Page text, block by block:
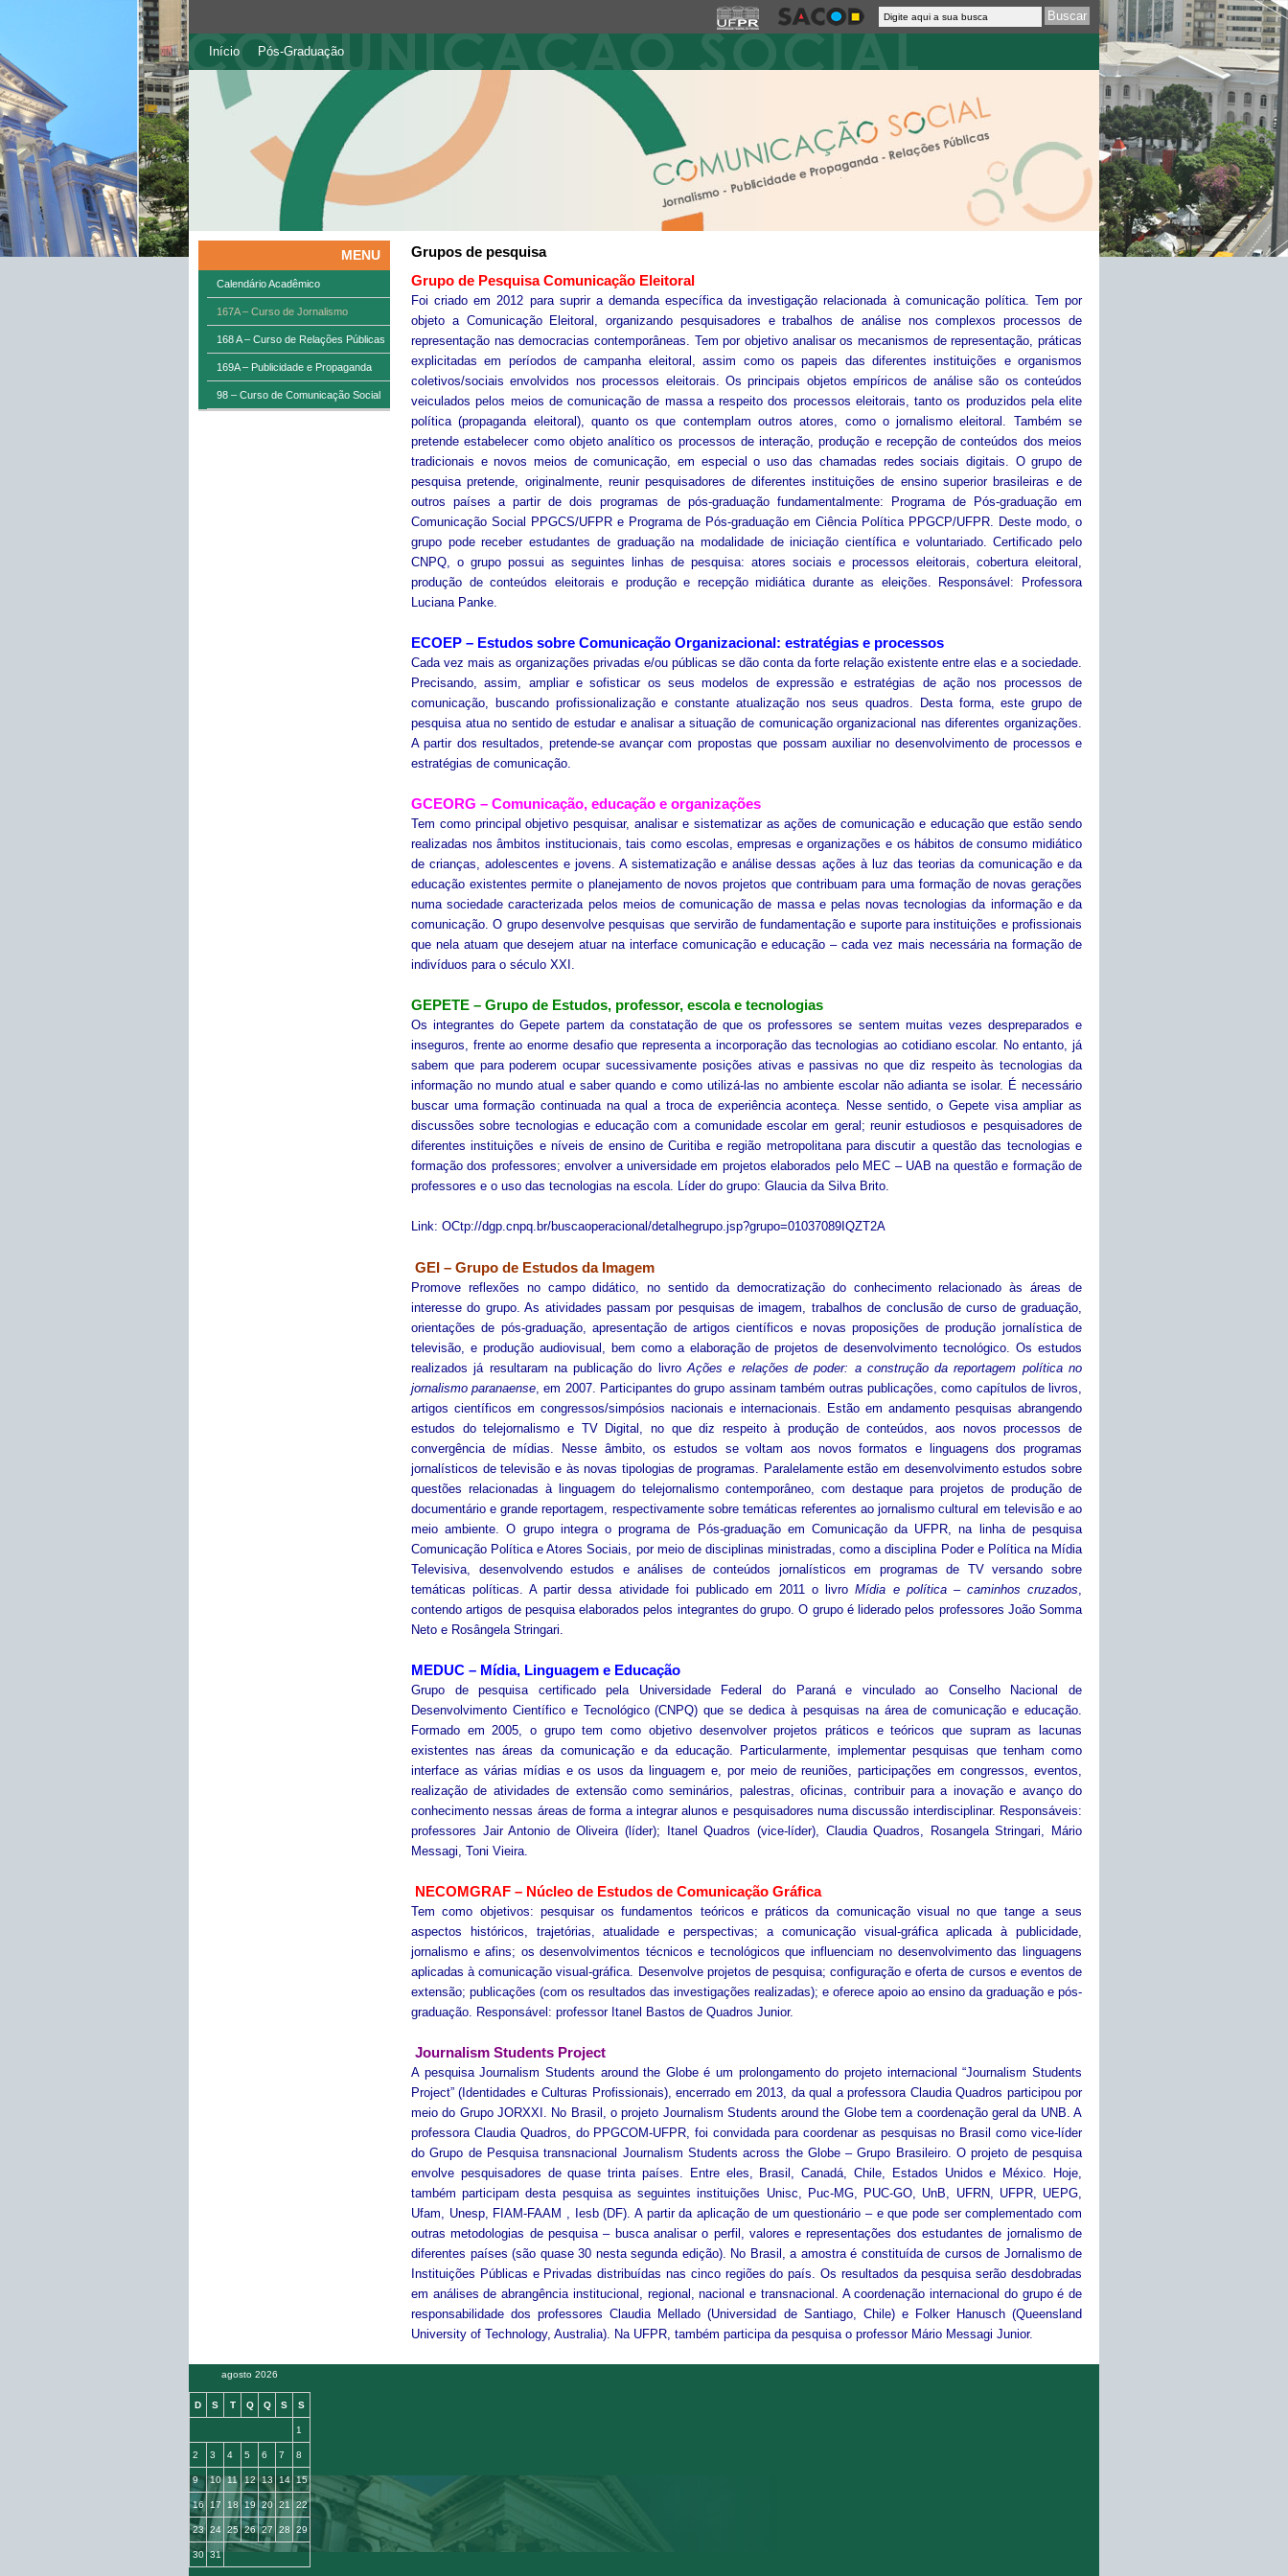
Início Pós-Graduação
MENU
Calendário Acadêmico
167A – Curso de Jornalismo
168 A – Curso de Relações Públicas
169A – Publicidade e Propaganda
98 – Curso de Comunicação Social
Grupos de pesquisa
Grupo de Pesquisa Comunicação Eleitoral
Foi criado em 2012 para suprir a demanda específica da investigação relacionada à comunicação política. Tem por
objeto a Comunicação Eleitoral, organizando pesquisadores e trabalhos de análise nos complexos processos de
representação nas democracias contemporâneas. Tem por objetivo analisar os mecanismos de representação, práticas
explicitadas em períodos de campanha eleitoral, assim como os papeis das diferentes instituições e organismos
coletivos/sociais envolvidos nos processos eleitorais. Os principais objetos empíricos de análise são os conteúdos
veiculados pelos meios de comunicação de massa a respeito dos processos eleitorais, tanto os produzidos pela elite
política (propaganda eleitoral), quanto os que contemplam outros atores, como o jornalismo eleitoral. Também se
pretende estabelecer como objeto analítico os processos de interação, produção e recepção de conteúdos dos meios
tradicionais e novos meios de comunicação, em especial o uso das chamadas redes sociais digitais. O grupo de
pesquisa pretende, originalmente, reunir pesquisadores de diferentes instituições de ensino superior brasileiras e de
outros países a partir de dois programas de pós-graduação fundamentalmente: Programa de Pós-graduação em
Comunicação Social PPGCS/UFPR e Programa de Pós-graduação em Ciência Política PPGCP/UFPR. Deste modo, o
grupo pode receber estudantes de graduação na modalidade de iniciação científica e voluntariado. Certificado pelo
CNPQ, o grupo possui as seguintes linhas de pesquisa: atores sociais e processos eleitorais, cobertura eleitoral,
produção de conteúdos eleitorais e produção e recepção midiática durante as eleições. Responsável: Professora
Luciana Panke.
ECOEP – Estudos sobre Comunicação Organizacional: estratégias e processos
Cada vez mais as organizações privadas e/ou públicas se dão conta da forte relação existente entre elas e a sociedade.
Precisando, assim, ampliar e sofisticar os seus modelos de expressão e estratégias de ação nos processos de
comunicação, buscando profissionalização e constante atualização nos seus quadros. Desta forma, este grupo de
pesquisa atua no sentido de estudar e analisar a situação de comunicação organizacional nas diferentes organizações.
A partir dos resultados, pretende-se avançar com propostas que possam auxiliar no desenvolvimento de processos e
estratégias de comunicação.
GCEORG – Comunicação, educação e organizações
Tem como principal objetivo pesquisar, analisar e sistematizar as ações de comunicação e educação que estão sendo
realizadas nos âmbitos institucionais, tais como escolas, empresas e organizações e os hábitos de consumo midiático
de crianças, adolescentes e jovens. A sistematização e análise dessas ações à luz das teorias da comunicação e da
educação existentes permite o planejamento de novos projetos que contribuam para uma formação de novas gerações
numa sociedade caracterizada pelos meios de comunicação de massa e pelas novas tecnologias da informação e da
comunicação. O grupo desenvolve pesquisas que servirão de fundamentação e suporte para instituições e profissionais
que nela atuam que desejem atuar na interface comunicação e educação – cada vez mais necessária na formação de
indivíduos para o século XXI.
GEPETE – Grupo de Estudos, professor, escola e tecnologias
Os integrantes do Gepete partem da constatação de que os professores se sentem muitas vezes despreparados e
inseguros, frente ao enorme desafio que representa a incorporação das tecnologias ao cotidiano escolar. No entanto, já
sabem que para poderem ocupar sucessivamente posições ativas e passivas no que diz respeito às tecnologias da
informação no mundo atual e saber quando e como utilizá-las no ambiente escolar não adianta se isolar. É necessário
buscar uma formação continuada na qual a troca de experiência aconteça. Nesse sentido, o Gepete visa ampliar as
discussões sobre tecnologias e educação com a comunidade escolar em geral; reunir estudiosos e pesquisadores de
diferentes instituições e níveis de ensino de Curitiba e região metropolitana para discutir a questão das tecnologias e
formação dos professores; envolver a universidade em projetos elaborados pelo MEC – UAB na questão e formação de
professores e o uso das tecnologias na escola. Líder do grupo: Glaucia da Silva Brito.
Link: OCtp://dgp.cnpq.br/buscaoperacional/detalhegrupo.jsp?grupo=01037089IQZT2A
GEI – Grupo de Estudos da Imagem
Promove reflexões no campo didático, no sentido da democratização do conhecimento relacionado às áreas de
interesse do grupo. As atividades passam por pesquisas de imagem, trabalhos de conclusão de curso de graduação,
orientações de pós-graduação, apresentação de artigos científicos e novas proposições de produção jornalística de
televisão, e produção audiovisual, bem como a elaboração de projetos de desenvolvimento tecnológico. Os estudos
realizados já resultaram na publicação do livroAções e relações de poder: a construção da reportagem política no
jornalismo paranaense , em 2007. Participantes do grupo assinam também outras publicações, como capítulos de livros,
artigos científicos em congressos/simpósios nacionais e internacionais. Estão em andamento pesquisas abrangendo
estudos do telejornalismo e TV Digital, no que diz respeito à produção de conteúdos, aos novos processos de
convergência de mídias. Nesse âmbito, os estudos se voltam aos novos formatos e linguagens dos programas
jornalísticos de televisão e às novas tipologias de programas. Paralelamente estão em desenvolvimento estudos sobre
questões relacionadas à linguagem do telejornalismo contemporâneo, com destaque para projetos de produção de
documentário e grande reportagem, respectivamente sobre temáticas referentes ao jornalismo cultural em televisão e ao
meio ambiente. O grupo integra o programa de Pós-graduação em Comunicação da UFPR, na linha de pesquisa
Comunicação Política e Atores Sociais, por meio de disciplinas ministradas, como a disciplina Poder e Política na Mídia
Televisiva, desenvolvendo estudos e análises de conteúdos jornalísticos em programas de TV versando sobre
temáticas políticas. A partir dessa atividade foi publicado em 2011 o livroMídia e política – caminhos cruzados
contendo artigos de pesquisa elaborados pelos integrantes do grupo. O grupo é liderado pelos professores João Somma
Neto e Rosângela Stringari.
MEDUC – Mídia, Linguagem e Educação
Grupo de pesquisa certificado pela Universidade Federal do Paraná e vinculado ao Conselho Nacional de
Desenvolvimento Científico e Tecnológico (CNPQ) que se dedica à pesquisas na área de comunicação e educação.
Formado em 2005, o grupo tem como objetivo desenvolver projetos práticos e teóricos que supram as lacunas
existentes nas áreas da comunicação e da educação. Particularmente, implementar pesquisas que tenham como
interface as várias mídias e os usos da linguagem e, por meio de reuniões, participações em congressos, eventos,
realização de atividades de extensão como seminários, palestras, oficinas, contribuir para a inovação e avanço do
conhecimento nessas áreas de forma a integrar alunos e pesquisadores numa discussão interdisciplinar. Responsáveis:
professores Jair Antonio de Oliveira (líder); Itanel Quadros (vice-líder), Claudia Quadros, Rosangela Stringari, Mário
Messagi, Toni Vieira.
NECOMGRAF – Núcleo de Estudos de Comunicação Gráfica
Tem como objetivos: pesquisar os fundamentos teóricos e práticos da comunicação visual no que tange a seus
aspectos históricos, trajetórias, atualidade e perspectivas; a comunicação visual-gráfica aplicada à publicidade,
jornalismo e afins; os desenvolvimentos técnicos e tecnológicos que influenciam no desenvolvimento das linguagens
aplicadas à comunicação visual-gráfica. Desenvolve projetos de pesquisa; configuração e oferta de cursos e eventos de
extensão; publicações (com os resultados das investigações realizadas); e oferece apoio ao ensino da graduação e pós-
graduação. Responsável: professor Itanel Bastos de Quadros Junior.
Journalism Students Project
A pesquisa Journalism Students around the Globe é um prolongamento do projeto internacional “Journalism Students
Project” (Identidades e Culturas Profissionais), encerrado em 2013, da qual a professora Claudia Quadros participou por
meio do Grupo JORXXI. No Brasil, o projeto Journalism Students around the Globe tem a coordenação geral da UNB. A
professora Claudia Quadros, do PPGCOM-UFPR, foi convidada para coordenar as pesquisas no Brasil como vice-líder
do Grupo de Pesquisa transnacional Journalism Students across the Globe – Grupo Brasileiro. O projeto de pesquisa
envolve pesquisadores de quase trinta países. Entre eles, Brasil, Canadá, Chile, Estados Unidos e México. Hoje,
também participam desta pesquisa as seguintes instituições Unisc, Puc-MG, PUC-GO, UnB, UFRN, UFPR, UEPG,
Ufam, Unesp, FIAM-FAAM , Iesb (DF). A partir da aplicação de um questionário – e que pode ser complementado com
outras metodologias de pesquisa – busca analisar o perfil, valores e representações dos estudantes de jornalismo de
diferentes países (são quase 30 nesta segunda edição). No Brasil, a amostra é constituída de cursos de Jornalismo de
Instituições Públicas e Privadas distribuídas nas cinco regiões do país. Os resultados da pesquisa serão desdobradas
em análises de abrangência institucional, regional, nacional e transnacional. A coordenação internacional do grupo é de
responsabilidade dos professores Claudia Mellado (Universidad de Santiago, Chile) e Folker Hanusch (Queensland
University of Technology, Australia). Na UFPR, também participa da pesquisa o professor Mário Messagi Junior.
agosto 2026
D S T Q Q S S
1
2 3 4 5 6 7 8
9 10 11 12 13 14 15
16 17 18 19 20 21 22
23 24 25 26 27 28 29
30 31